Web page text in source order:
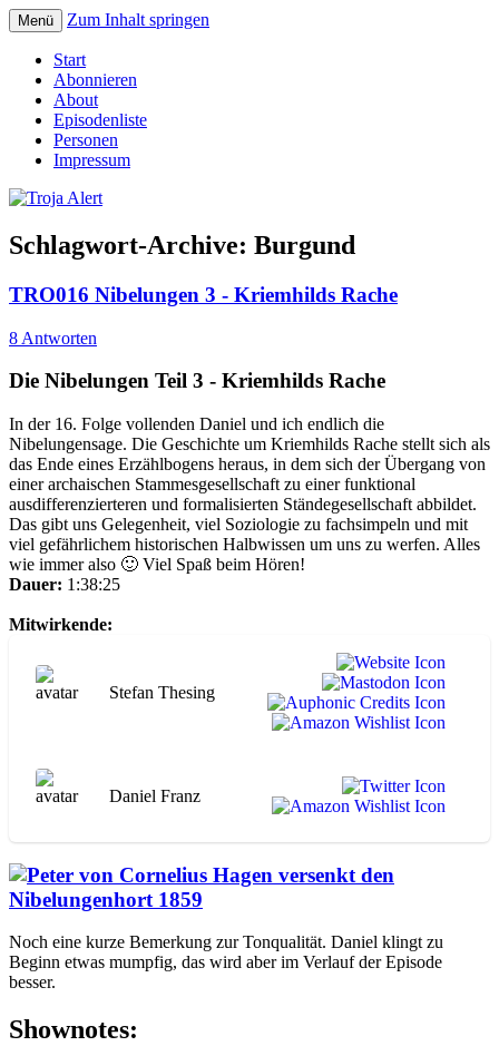
Troja Alert
Menü Zum Inhalt springen
Start
Abonnieren
About
Episodenliste
Personen
Impressum
Schlagwort-Archive: Burgund
TRO016 Nibelungen 3 - Kriemhilds Rache
8 Antworten
Die Nibelungen Teil 3 - Kriemhilds Rache
In der 16. Folge vollenden Daniel und ich endlich die
Nibelungensage. Die Geschichte um Kriemhilds Rache stellt sich als
das Ende eines Erzählbogens heraus, in dem sich der Übergang von
einer archaischen Stammesgesellschaft zu einer funktional
ausdifferenzierteren und formalisierten Ständegesellschaft abbildet.
Das gibt uns Gelegenheit, viel Soziologie zu fachsimpeln und mit
viel gefährlichem historischen Halbwissen um uns zu werfen. Alles
wie immer also 🙂 Viel Spaß beim Hören!
Dauer: 1:38:25
Mitwirkende:
Stefan Thesing
Daniel Franz
Noch eine kurze Bemerkung zur Tonqualität. Daniel klingt zu
Beginn etwas mumpfig, das wird aber im Verlauf der Episode
besser.
Shownotes: